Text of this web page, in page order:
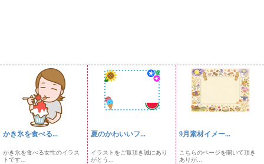
かき氷を食べる...
かき氷を食べる女性のイラス
トです...
夏のかわいいフ...
イラストをご覧頂き誠にあり
がとう...
9月素材イメー...
こちらのページを開いて頂き
ありが...